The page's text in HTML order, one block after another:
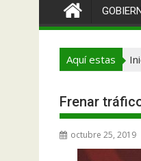
Aquí estas
Frenar
octubre 25, 2019